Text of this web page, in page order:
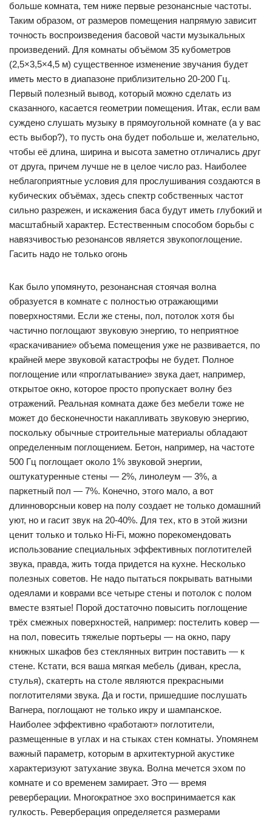
больше комната, тем ниже первые резонансные частоты.
Таким образом, от размеров помещения напрямую зависит
точность воспроизведения басовой части музыкальных
произведений. Для комнаты объёмом 35 кубометров
(2,5×3,5×4,5 м) существенное изменение звучания будет
иметь место в диапазоне приблизительно 20-200 Гц.
Первый полезный вывод, который можно сделать из
сказанного, касается геометрии помещения. Итак, если вам
суждено слушать музыку в прямоугольной комнате (а у вас
есть выбор?), то пусть она будет побольше и, желательно,
чтобы её длина, ширина и высота заметно отличались друг
от друга, причем лучше не в целое число раз. Наиболее
неблагоприятные условия для прослушивания создаются в
кубических объёмах, здесь спектр собственных частот
сильно разрежен, и искажения баса будут иметь глубокий и
масштабный характер. Естественным способом борьбы с
навязчивостью резонансов является звукопоглощение.
Гасить надо не только огонь
Как было упомянуто, резонансная стоячая волна
образуется в комнате с полностью отражающими
поверхностями. Если же стены, пол, потолок хотя бы
частично поглощают звуковую энергию, то неприятное
«раскачивание» объема помещения уже не развивается, по
крайней мере звуковой катастрофы не будет. Полное
поглощение или «проглатывание» звука дает, например,
открытое окно, которое просто пропускает волну без
отражений. Реальная комната даже без мебели тоже не
может до бесконечности накапливать звуковую энергию,
поскольку обычные строительные материалы обладают
определенным поглощением. Бетон, например, на частоте
500 Гц поглощает около 1% звуковой энергии,
оштукатуренные стены — 2%, линолеум — 3%, а
паркетный пол — 7%. Конечно, этого мало, а вот
длинноворсныи ковер на полу создает не только домашний
уют, но и гасит звук на 20-40%. Для тех, кто в этой жизни
ценит только и только Hi-Fi, можно порекомендовать
использование специальных эффективных поглотителей
звука, правда, жить тогда придется на кухне. Несколько
полезных советов. Не надо пытаться покрывать ватными
одеялами и коврами все четыре стены и потолок с полом
вместе взятые! Порой достаточно повысить поглощение
трёх смежных поверхностей, например: постелить ковер —
на пол, повесить тяжелые портьеры — на окно, пару
книжных шкафов без стеклянных витрин поставить — к
стене. Кстати, вся ваша мягкая мебель (диван, кресла,
стулья), скатерть на столе являются прекрасными
поглотителями звука. Да и гости, пришедшие послушать
Вагнера, поглощают не только икру и шампанское.
Наиболее эффективно «работают» поглотители,
размещенные в углах и на стыках стен комнаты. Упомянем
важный параметр, которым в архитектурной акустике
характеризуют затухание звука. Волна мечется эхом по
комнате и со временем замирает. Это — время
реверберации. Многократное эхо воспринимается как
гулкость. Реверберация определяется размерами